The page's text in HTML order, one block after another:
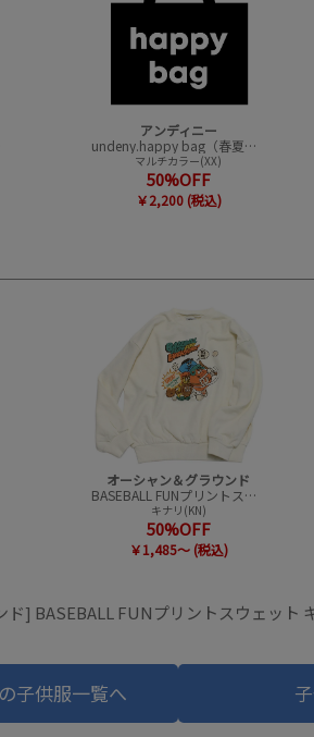
アンディニー
undeny.happy bag（春夏アイテムハッピーバック）
マルチカラー(XX)
50%OFF
￥2,200 (税込)
オーシャン＆グラウンド
BASEBALL FUNプリントスウェット
キナリ(KN)
50%OFF
￥1,485～ (税込)
ド] BASEBALL FUNプリントスウェット
子供服一覧へ